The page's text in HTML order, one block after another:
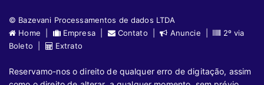
© Bazevani Processamentos de dados LTDA
Home |
Empresa | Contato | Anuncie |
2º via
Boleto |
Extrato
Reservamo-nos o direito de qualquer erro de digitação, assim